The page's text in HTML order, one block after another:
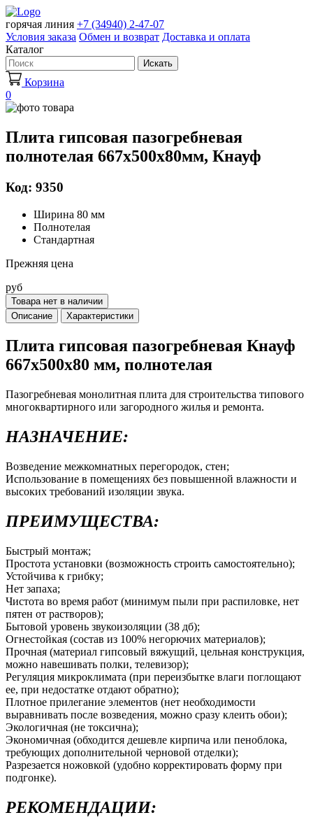
горячая линия +7 (34940) 2-47-07
Условия заказа Обмен и возврат Доставка и оплата
Каталог
Искать
Корзина
0
Плита гипсовая пазогребневая
полнотелая 667х500х80мм, Кнауф
Код: 9350
Ширина 80 мм
Полнотелая
Стандартная
Прежняя цена
руб
Товара нет в наличии
Описание
Характеристики
Плита гипсовая пазогребневая Кнауф
667х500х80 мм, полнотелая
Пазогребневая монолитная плита для строительства типового
многоквартирного или загородного жилья и ремонта.
НАЗНАЧЕНИЕ:
Возведение межкомнатных перегородок, стен;
Использование в помещениях без повышенной влажности и
высоких требований изоляции звука.
ПРЕИМУЩЕСТВА:
Быстрый монтаж;
Простота установки (возможность строить самостоятельно);
Устойчива к грибку;
Нет запаха;
Чистота во время работ (минимум пыли при распиловке, нет
пятен от растворов);
Бытовой уровень звукоизоляции (38 дб);
Огнестойкая (состав из 100% негорючих материалов);
Прочная (материал гипсовый вяжущий, цельная конструкция,
можно навешивать полки, телевизор);
Регуляция микроклимата (при переизбытке влаги поглощают
ее, при недостатке отдают обратно);
Плотное прилегание элементов (нет необходимости
выравнивать после возведения, можно сразу клеить обои);
Экологичная (не токсична);
Экономичная (обходится дешевле кирпича или пеноблока,
требующих дополнительной черновой отделки);
Разрезается ножовкой (удобно корректировать форму при
подгонке).
РЕКОМЕНДАЦИИ: